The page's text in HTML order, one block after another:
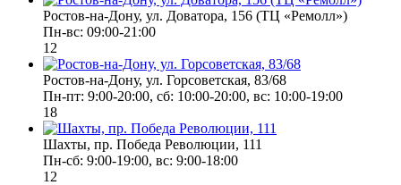
Ростов-на-Дону, ул. Доватора, 156 (ТЦ «Ремолл»)
Пн-вс: 09:00-21:00
12
Ростов-на-Дону, ул. Горсоветская, 83/68
Пн-пт: 9:00-20:00, сб: 10:00-20:00, вс: 10:00-19:00
18
Шахты, пр. Победа Революции, 111
Пн-сб: 9:00-19:00, вс: 9:00-18:00
12